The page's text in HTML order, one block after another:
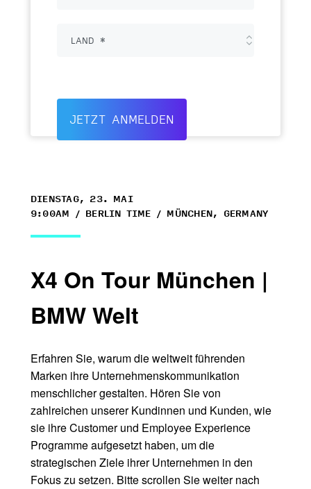
DIENSTAG, 23. MAI
9:00AM / BERLIN TIME / MÜNCHEN, GERMANY
X4 On Tour München |
BMW Welt
Erfahren Sie, warum die weltweit führenden
Marken ihre Unternehmenskommunikation
menschlicher gestalten. Hören Sie von
zahlreichen unserer Kundinnen und Kunden, wie
sie ihre Customer und Employee Experience
Programme aufgesetzt haben, um die
strategischen Ziele ihrer Unternehmen in den
Fokus zu setzen. Bitte scrollen Sie weiter nach
JETZT ANMELDEN